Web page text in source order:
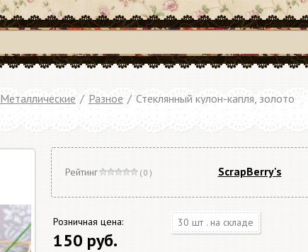
Металлические / Разное / Стеклянный кулон-капля, золото
ScrapBerry's
Рейтинг ( 0 )
Розничная цена:
150 руб.
30 шт . на складе